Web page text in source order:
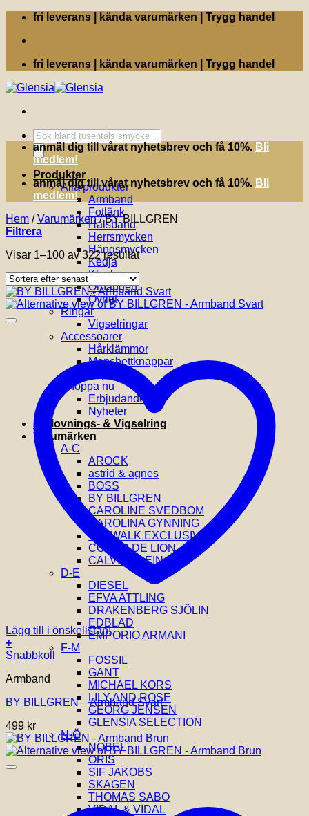
Skip
content
fri leverans | kända varumärken | Trygg handel
fri leverans | kända varumärken | Trygg handel
Produktsökning
Produkter
Alla produkter
Armband
Fotlänk
Halsband
Herrsmycken
Hängsmycken
Kedja
Klockor
Örhängen
Övrigt
Ringar
Vigselringar
Accessoarer
Hårklämmor
Manchettknappar
Slipsnålar
Shoppa nu
Erbjudanden
Nyheter
Förlovnings- & Vigselring
Varumärken
A-C
AROCK
astrid & agnes
BOSS
BY BILLGREN
CAROLINE SVEDBOM
CAROLINA GYNNING
CATWALK EXCLUSIVE
COEUR DE LION
CALVIN KLEIN
D-E
DIESEL
EFVA ATTLING
DRAKENBERG SJÖLIN
EDBLAD
EMPORIO ARMANI
F-M
FOSSIL
GANT
MICHAEL KORS
LILY AND ROSE
GEORG JENSEN
GLENSIA SELECTION
N-Ö
NOBEL
ORIS
SIF JAKOBS
SKAGEN
THOMAS SABO
VIDAL & VIDAL
anmäl dig till vårat nyhetsbrev och få 10%. Bli
medlem!
anmäl dig till vårat nyhetsbrev och få 10%. Bli
medlem!
Hem / Varumärken /BY BILLGREN
Filtrera
Visar 1–100 av 322 resultatSortera
Lägg till i önskelistan!
+
Den
produkten
flera
De
olika
alternativen
kan
Snabbkoll
Armband
BY BILLGREN – Armband Svart
499 kr